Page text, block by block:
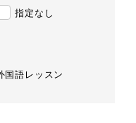
指定なし
国語レッスン